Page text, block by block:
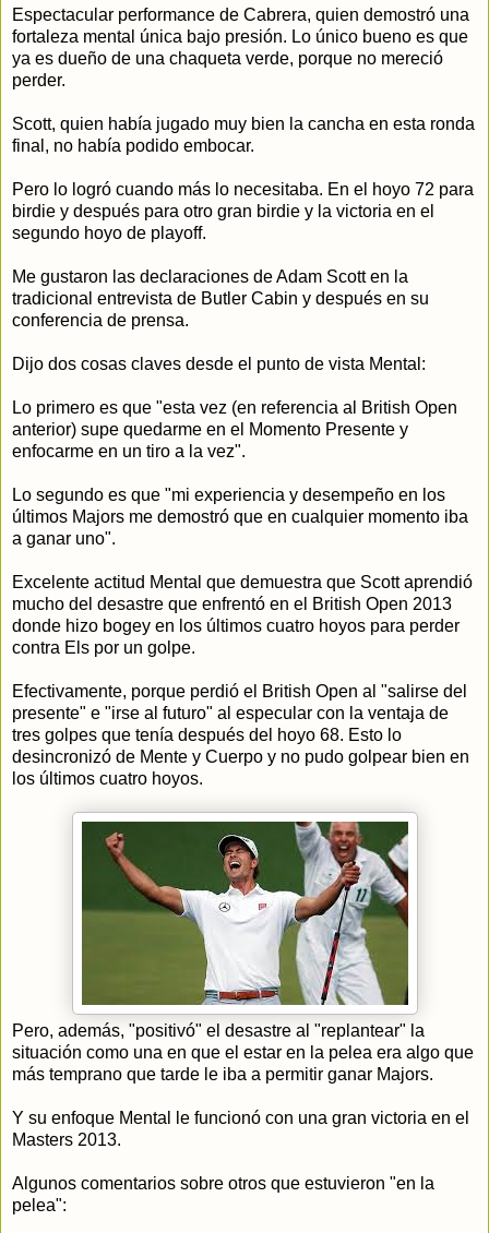
Espectacular performance de Cabrera, quien demostró una
fortaleza mental única bajo presión. Lo único bueno es que
ya es dueño de una chaqueta verde, porque no mereció
perder.
Scott, quien había jugado muy bien la cancha en esta ronda
final, no había podido embocar.
Pero lo logró cuando más lo necesitaba. En el hoyo 72 para
birdie y después para otro gran birdie y la victoria en el
segundo hoyo de playoff.
Me gustaron las declaraciones de Adam Scott en la
tradicional entrevista de Butler Cabin y después en su
conferencia de prensa.
Dijo dos cosas claves desde el punto de vista Mental:
Lo primero es que "esta vez (en referencia al British Open
anterior) supe quedarme en el Momento Presente y
enfocarme en un tiro a la vez".
Lo segundo es que "mi experiencia y desempeño en los
últimos Majors me demostró que en cualquier momento iba
a ganar uno".
Excelente actitud Mental que demuestra que Scott aprendió
mucho del desastre que enfrentó en el British Open 2013
donde hizo bogey en los últimos cuatro hoyos para perder
contra Els por un golpe.
Efectivamente, porque perdió el British Open al "salirse del
presente" e "irse al futuro" al especular con la ventaja de
tres golpes que tenía después del hoyo 68. Esto lo
desincronizó de Mente y Cuerpo y no pudo golpear bien en
los últimos cuatro hoyos.
Pero, además, "positivó" el desastre al "replantear" la
situación como una en que el estar en la pelea era algo que
más temprano que tarde le iba a permitir ganar Majors.
Y su enfoque Mental le funcionó con una gran victoria en el
Masters 2013.
Algunos comentarios sobre otros que estuvieron "en la
pelea":